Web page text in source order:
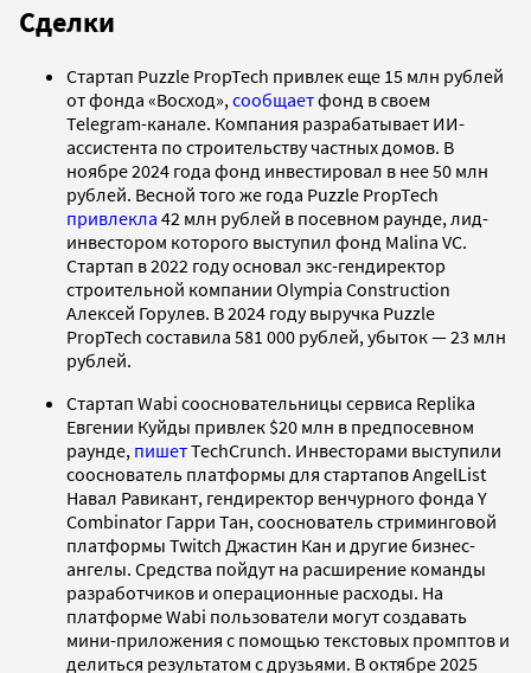
Сделки
Стартап Puzzle PropTech привлек еще 15 млн рублей
от фонда «Восход», сообщаетфонд в своем
Telegram-канале. Компания разрабатывает ИИ-
ассистента по строительству частных домов. В
ноябре 2024 года фонд инвестировал в нее 50 млн
рублей. Весной того же года Puzzle PropTech
привлекла 42 млн рублей в посевном раунде, лид-
инвестором которого выступил фонд Malina VC.
Стартап в 2022 году основал экс-гендиректор
строительной компании Olympia Construction
Алексей Горулев. В 2024 году выручка Puzzle
PropTech составила 581 000 рублей, убыток — 23 млн
рублей.
Стартап Wabi соосновательницы сервиса Replika
Евгении Куйды привлек $20 млн в предпосевном
раунде, пишетTechCrunch. Инвесторами выступили
сооснователь платформы для стартапов AngelList
Навал Равикант, гендиректор венчурного фонда Y
Combinator Гарри Тан, сооснователь стриминговой
платформы Twitch Джастин Кан и другие бизнес-
ангелы. Средства пойдут на расширение команды
разработчиков и операционные расходы. На
платформе Wabi пользователи могут создавать
мини-приложения с помощью текстовых промптов и
делиться результатом с друзьями. В октябре 2025